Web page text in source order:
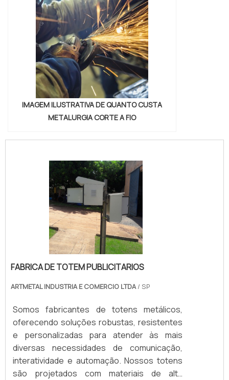
estes fatores a serem analisados:
Temperatura do molde; Pressão de injeção;
Velocidade de Injeção; Etc.A fabricação do
molde passa por diversos testes de
qualidade. Sendo assim, o projeto só é
entregue quando o produto está apto para
atender às necessidades solicitadas. A MVA
é uma empresa de injeção de plástico que
também se preocupa com o produto final,
quando a qualidade máxima é alcançada.a
Moldes possui experiência suficiente para
auxiliar seus clientes no desenvolvimento
dos produtos e processos. Para manter um
excelente padrão de qualidade, a empresa
possui processos internos capazes de
analisar com prioridade o design, aplicação e
materiais, com o objetivo de alcançar a
melhor relação custo e benefício. Solicite já
um orçamento para saber quanto custa
molde de injeção termoplástica!...
IMAGEM ILUSTRATIVA DE QUANTO CUSTA
METALURGIA CORTE A FIO
FABRICA DE TOTEM PUBLICITARIOS
ARTMETAL INDUSTRIA E COMERCIO LTDA/ SP
Somos fabricantes de totens metálicos,
oferecendo soluções robustas, resistentes
e personalizadas para atender às mais
diversas necessidades de comunicação,
interatividade e automação. Nossos totens
são projetados com materiais de alta